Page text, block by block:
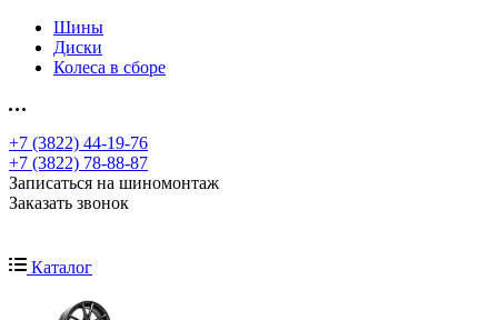
Шины
Диски
Колеса в сборе
+7 (3822) 44-19-76
+7 (3822) 78-88-87
Записаться на шиномонтаж
Заказать звонок
Каталог